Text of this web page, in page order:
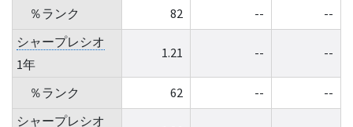
％ランク 82 --
--
シャープレシオ
1年
1.21 -- --
％ランク 62 --
--
シャープレシオ